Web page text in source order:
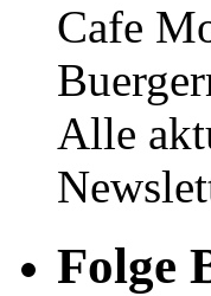
Cafe
Alle
Folge